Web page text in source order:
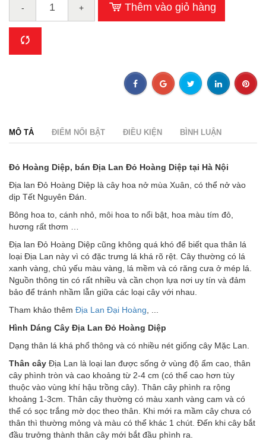
- + Thêm vào giỏ hàng
MÔ TẢ ĐIỂM NỔI BẬT ĐIỀU KIỆN BÌNH LUẬN
Đỏ Hoàng Diệp, bán Địa Lan Đỏ Hoàng Diệp tại Hà Nội
Địa lan Đỏ Hoàng Diệp là cây hoa nở mùa Xuân, có thể nở vào
dịp Tết Nguyên Đán.
Bông hoa to, cánh nhỏ, môi hoa to nổi bật, hoa màu tím đỏ,
hương rất thơm …
Địa lan Đỏ Hoàng Diệp cũng không quá khó để biết qua thân lá
loại Địa Lan này vì có đặc trưng lá khá rõ rệt. Cây thường có lá
xanh vàng, chủ yếu màu vàng, lá mềm và có răng cưa ở mép lá.
Nguồn thông tin có rất nhiều và cần chọn lựa nơi uy tín và đảm
bảo để tránh nhầm lẫn giữa các loại cây với nhau.
Tham khảo thêm Địa Lan Đại Hoàng
Hình Dáng Cây Địa Lan Đỏ Hoàng Diệp
Dạng thân lá khá phổ thông và có nhiều nét giống cây Mặc Lan.
Thân cây Địa Lan là loại lan được sống ở vùng độ ẩm cao, thân
cây phình tròn và cao khoảng từ 2-4 cm (có thể cao hơn tùy
thuộc vào vùng khí hậu trồng cây). Thân cây phình ra rộng
khoảng 1-3cm. Thân cây thường có màu xanh vàng cam và có
thể có sọc trắng mờ dọc theo thân. Khi mới ra mầm cây chưa có
thân thì thường mỏng và màu có thể khác 1 chút. Đến khi cây bắt
đầu trưởng thành thân cây mới bắt đầu phình ra.